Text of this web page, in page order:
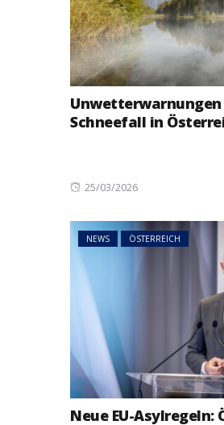
Schneefall in
Posted
25/03/2026
NEWS ÖSTERREICH
Neue EU-